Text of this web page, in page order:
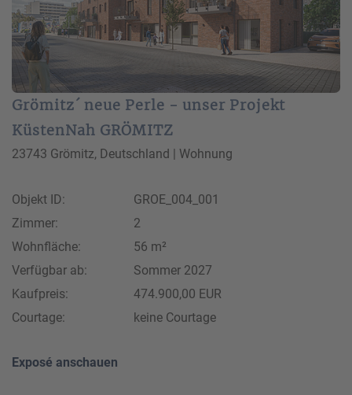
Grömitz´ neue Perle - unser Projekt
KüstenNah GRÖMITZ
23743 Grömitz, Deutschland | Wohnung
Objekt ID:
GROE_004_001
Zimmer:
2
Wohnfläche:
56 m²
Verfügbar ab:
Sommer 2027
Kaufpreis:
474.900,00 EUR
Courtage:
keine Courtage
Exposé anschauen